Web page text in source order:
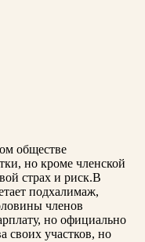
обществе
но кроме членской
страх и риск.В
подхалимаж,
членов
но официально
своих участков, но